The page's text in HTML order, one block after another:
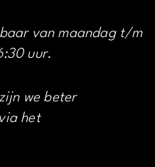
van maandag t/m
uur.
we beter
het